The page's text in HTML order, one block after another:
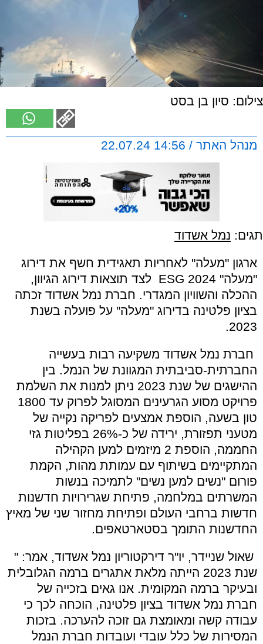
צילום: סיון בן בסט
מנהל האתר / 14:56 22.07.24
תגים: נמל אשדוד
ארגון "מעלה" לאחריות תאגידית חשף את דירוג
"מעלה" ESG 2024 לצד תוצאות דירוג הגיוון,
ההכלה והשוויון המגדרי. חברת נמל אשדוד זכתה
בציון פלטינה בדירוג "מעלה" על פועלה בשנת
2023.
חברת נמל אשדוד משקיעה רבות בעשייה
החברתית-סביבתית המגוונת של הנמל. בין
ההישגים של שנת 2023 ניתן למנות את השלמת
פרויקט מסוע הגרעינים המסוגל לפרוק עד 1800
טון בשעה, הוספת אמצעים לפריקה נקייה של
מטעני תפזורת, ירידה של כ-26% בפליטות גזי
החממה, הוספת 2 מיזמים למען הקהילה
המתקיימים בשיתוף עם עמותת מהות, הקמת
פורום "נשים למען נשים" לתמיכה בנשות
המשרתים במלחמה, פתיחת שגרירויות חדשנות
חדשות ברחבי העולם ופתיחת מחזור שני של מאיץ
החדשנות התומך בסטארטאפים.
שאול שניידר, יו"ר דירקטוריון נמל אשדוד, אמר: "
שנת 2023 הייתה מלאת אתגרים ברמה הגלובלית
ובעיקר ברמה המקומית. אנו גאים בזכייה של
חברת נמל אשדוד בציון פלטינה, הוכחה לכך כי
עבודה קשה ומאומצת גם זוכה להערכה. בזכות
המסירות של כלל עובדי ועובדות חברת הנמל